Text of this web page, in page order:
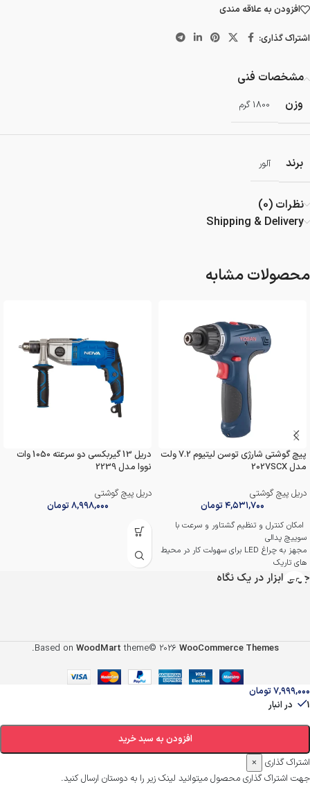
افزودن به علاقه مندی
اشتراک گذاری:
مشخصات فنی
وزن
1800 گرم
برند آلور
نظرات (0)
Shipping & Delivery
محصولات مشابه
پیچ گوشتی شارژی توسن لیتیوم 7.2 ولت
مدل 2027SCX
دریل پیچ گوشتی
۴,۵۳۱,۷۰۰تومان
امکان کنترل و تنظیم گشتاور و سرعت با
سوییچ پدالی
مجهز به چراغ LED برای سهولت کار در محیط
های تاریک
قابلیت شارژ دستگاه بصورت شارژر
باتری لیتیوم یون با کیفیت با امکان شارژ سریع
دریل 13 گیربکسی دو سرعته 1050 وات
نووا مدل 2239
دریل پیچ گوشتی
۸,۹۹۸,۰۰۰تومان
جهان ابزار در یک نگاه
Based on WoodMart theme© 2026 WooCommerce Themes
.
۷,۹۹۹,۰۰۰تومان
1 در انبار
افزودن به سبد خرید
اشتراک گذاری
×
جهت اشتراک گذاری محصول میتوانید لینک زیر را به دوستان ارسال کنید.